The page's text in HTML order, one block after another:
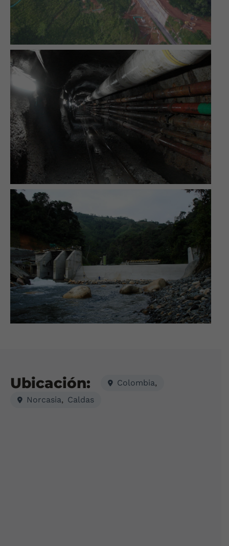
Ubicación: Colombia,
Norcasia, Caldas